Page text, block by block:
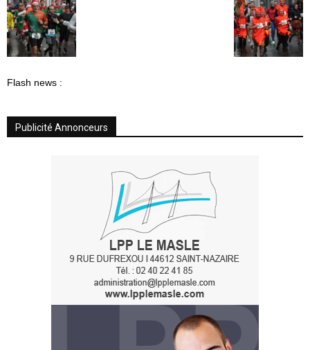
Flash news :
Publicité Annonceurs